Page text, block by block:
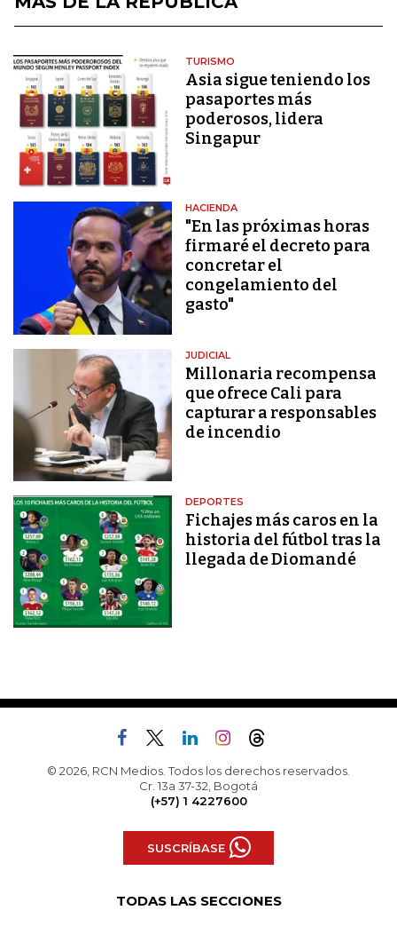
TURISMO
Asia sigue teniendo los
pasaportes más
poderosos, lidera
Singapur
HACIENDA
"En las próximas horas
firmaré el decreto para
concretar el
congelamiento del
gasto"
JUDICIAL
Millonaria recompensa
que ofrece Cali para
capturar a responsables
de incendio
DEPORTES
Fichajes más caros en la
historia del fútbol tras la
llegada de Diomandé
© 2026, RCN Medios. Todos los derechos reservados.
Cr. 13a 37-32, Bogotá
(+57) 1 4227600
SUSCRÍBASE
TODAS LAS SECCIONES